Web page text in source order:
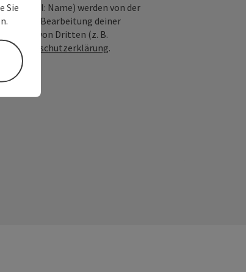
optional: Name) werden von der
für die Bearbeitung deiner
Anfrage von Dritten (z. B.
Datenschutzerklärung.
Sie